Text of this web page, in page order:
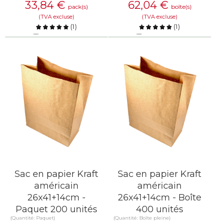
33,84 € pack(s)
(TVA excluse)
(1)
Comparer
EN SAVOIR PLUS
62,04 € boîte(s)
(TVA excluse)
(1)
Comparer
EN SAVOIR PLUS
Sac en papier Kraft
américain
26x41+14cm -
Paquet 200 unités
(Quantité: Paquet)
Sac en papier Kraft
américain
26x41+14cm - Boîte
400 unités
(Quantité: Boîte pleine)